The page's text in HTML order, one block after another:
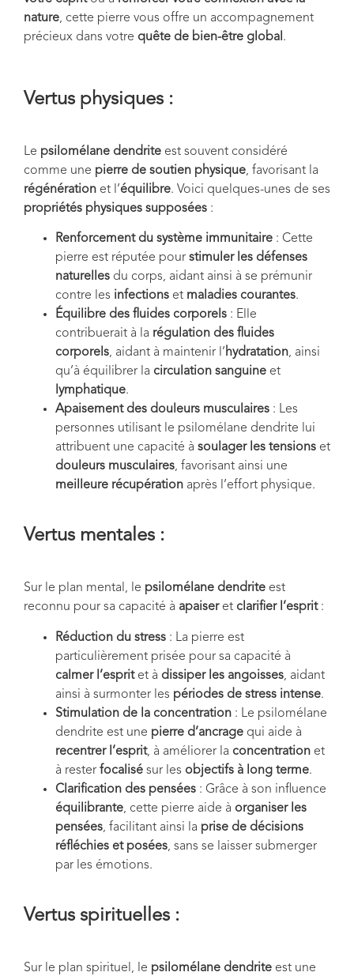
nature, cette pierre vous offre un accompagnement
précieux dans votre quête de bien-être global .
Vertus physiques :
Le psilomélane dendrite est souvent considéré
comme une pierre de soutien physique, favorisant la
régénération et l’équilibre. Voici quelques-unes de ses
propriétés physiques supposées :
Renforcement du système immunitaire : Cette
pierre est réputée pour stimuler les défenses
naturelles du corps, aidant ainsi à se prémunir
contre les infections et maladies courantes.
Équilibre des fluides corporels : Elle
contribuerait à la régulation des fluides
corporels, aidant à maintenir l’hydratation, ainsi
qu’à équilibrer la circulation sanguine et
lymphatique.
Apaisement des douleurs musculaires : Les
personnes utilisant le psilomélane dendrite lui
attribuent une capacité à soulager les tensions et
douleurs musculaires, favorisant ainsi une
meilleure récupération après l’effort physique.
Vertus mentales :
Sur le plan mental, le psilomélane dendrite est
reconnu pour sa capacité à apaiseret clarifier l’esprit:
Réduction du stress : La pierre est
particulièrement prisée pour sa capacité à
calmer l’espritet à dissiper les angoisses, aidant
ainsi à surmonter les périodes de stress intense.
Stimulation de la concentration : Le psilomélane
dendrite est une pierre d’ancrage qui aide à
recentrer l’esprit, à améliorer la concentration et
à rester focalisé sur les objectifs à long terme.
Clarification des pensées : Grâce à son influence
équilibrante, cette pierre aide à organiser les
pensées, facilitant ainsi la prise de décisions
réfléchies et posées, sans se laisser submerger
par les émotions.
Vertus spirituelles :
Sur le plan spirituel, le psilomélane dendrite est une